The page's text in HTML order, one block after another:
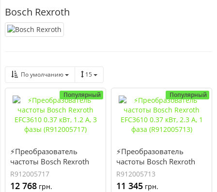
Bosch Rexroth
По умолчанию 15
Популярный
⚡Преобразователь
частоты Bosch Rexroth
EFC3610 0.37 кВт, 1.2 А, 3
фазы (R912005717)
R912005717
12 768 грн.
Популярный
⚡Преобразователь
частоты Bosch Rexroth
EFC3610 0.37 кВт, 2.3 А, 1
фаза (R912005713)
R912005713
11 345 грн.